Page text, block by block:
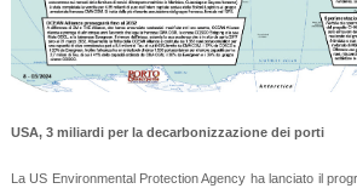
USA, 3 miliardi per la decarbonizzazione dei porti
La US Environmental Protection Agency ha lanciato il